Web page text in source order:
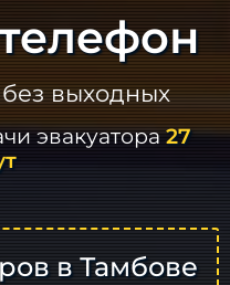
выходных
эвакуатора27
в Тамбове